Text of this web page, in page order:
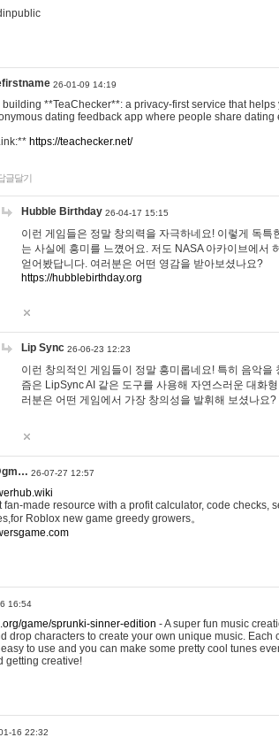
26-01-09 14:19
building **TeaChecker**: a privacy-first service that
dating feedback app where people share dating
https://teachecker.net/
글달기
Hubble Birthday 26-04-17 15:15
이런 게임들은 정말 창의력을 자극하네요! 이렇게 독
는 사실에 흥미를 느꼈어요. 저도 NASA 아카이브에서
얻어봤답니다. 여러분은 어떤 영감을 받아보셨나요?
https://hubblebirthday.org
Lip Sync 26-06-23 12:23
이런 창의적인 게임들이 정말 흥미롭네요! 특히 음악
즘은 LipSync AI 같은 도구를 사용해 자연스러운 대화
러분은 어떤 게임에서 가장 창의성을 발휘해 보셨나요?
26-07-27 12:57
made resource with a profit calculator, code checks,
Roblox new game greedy growers。
16:54
game/sprunki-sinner-edition - A super fun music
drop characters to create your own unique music.
to use and you can make some pretty cool tunes
getting creative!
16 22:32